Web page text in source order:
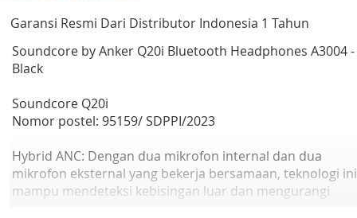
Garansi Resmi Dari Distributor Indonesia 1 Tahun
Soundcore by Anker Q20i Bluetooth Headphones A3004 -
Black
Soundcore Q20i
Nomor postel: 95159/ SDPPI/2023
Hybrid ANC: Dengan dua mikrofon internal dan dua
mikrofon eksternal yang bekerja bersamaan, teknologi ini
mampu mendeteksi kebisingan luar dan mengurangi